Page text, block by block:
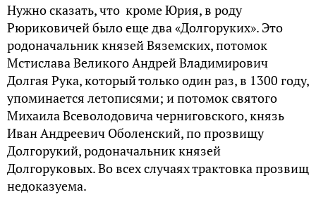
Нужно сказать, что кроме Юрия, в роду
Рюриковичей было еще два «Долгоруких». Это
родоначальник князей Вяземских, потомок
Мстислава Великого Андрей Владимирович
Долгая Рука, который только один раз, в 1300 году,
упоминается летописями; и потомок святого
Михаила Всеволодовича черниговского, князь
Иван Андреевич Оболенский, по прозвищу
Долгорукий, родоначальник князей
Долгоруковых. Во всех случаях трактовка прозвищ
недоказуема.